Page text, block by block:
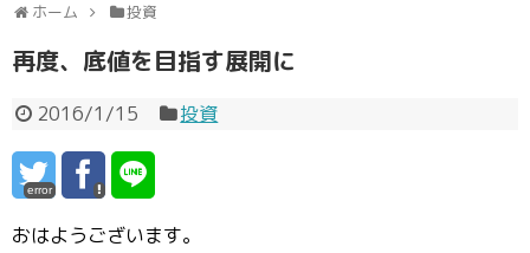
ホーム 投資
再度、底値を目指す展開に
2016/1/15 投資
error
おはようございます。